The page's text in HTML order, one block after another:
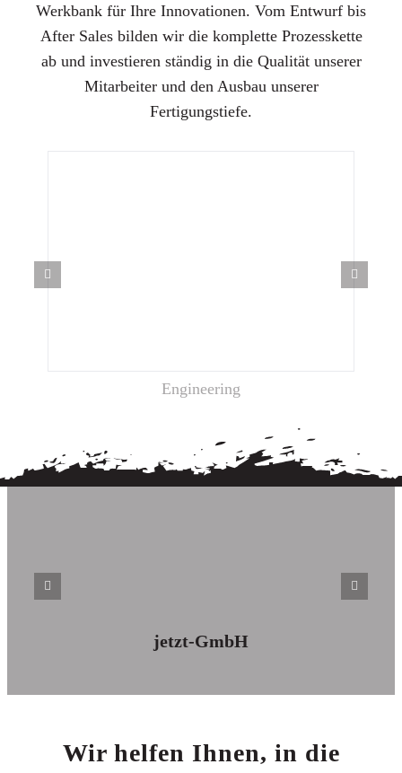
Werkbank für Ihre Innovationen. Vom Entwurf bis
After Sales bilden wir die komplette Prozesskette
ab und investieren ständig in die Qualität unserer
Mitarbeiter und den Ausbau unserer
Fertigungstiefe.
Engineering
jetzt-GmbH
Wir helfen Ihnen, in die